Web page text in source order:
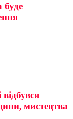
буде
мистецтва